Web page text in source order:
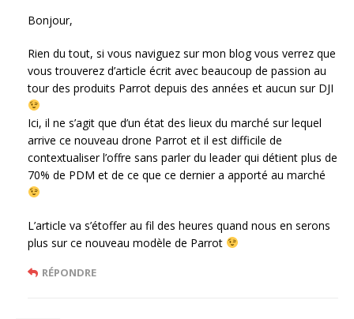
Bonjour,
Rien du tout, si vous naviguez sur mon blog vous verrez que
vous trouverez d’article écrit avec beaucoup de passion au
tour des produits Parrot depuis des années et aucun sur DJI
Ici, il ne s’agit que d’un état des lieux du marché sur lequel
arrive ce nouveau drone Parrot et il est difficile de
contextualiser l’offre sans parler du leader qui détient plus de
70% de PDM et de ce que ce dernier a apporté au marché
L’article va s’étoffer au fil des heures quand nous en serons
plus sur ce nouveau modèle de Parrot
RÉPONDRE